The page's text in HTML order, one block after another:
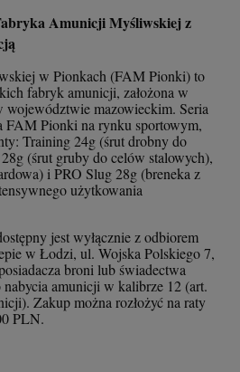
Amunicji Myśliwskiej z
w Pionkach (FAM Pionki) to
fabryk amunicji, założona w
województwie mazowieckim. Seria
Pionki na rynku sportowym,
Training 24g (śrut drobny do
(śrut gruby do celów stalowych),
i PRO Slug 28g (breneka z
użytkowania
jest wyłącznie z odbiorem
w Łodzi, ul. Wojska Polskiego 7,
broni lub świadectwa
amunicji w kalibrze 12 (art.
Zakup można rozłożyć na raty
PLN.